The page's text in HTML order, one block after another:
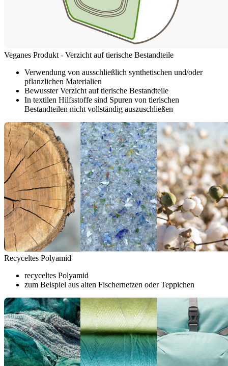
Veganes Produkt - Verzicht auf tierische Bestandteile
Verwendung von ausschließlich synthetischen und/oder
pflanzlichen Materialien
Bewusster Verzicht auf tierische Bestandteile
In textilen Hilfsstoffe sind Spuren von tierischen
Bestandteilen nicht vollständig auszuschließen
Recyceltes Polyamid
recyceltes Polyamid
zum Beispiel aus alten Fischernetzen oder Teppichen